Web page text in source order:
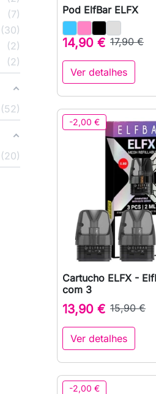
7
30
2
2
52
20
 Vista
Pod ElfBar ELFX
14,90 € 17,90 €
Ver detalhes
-2,00 €
 Vista
Cartucho ELFX -
com 3
13,90 € 15,90 €
Ver detalhes
-2,00 €